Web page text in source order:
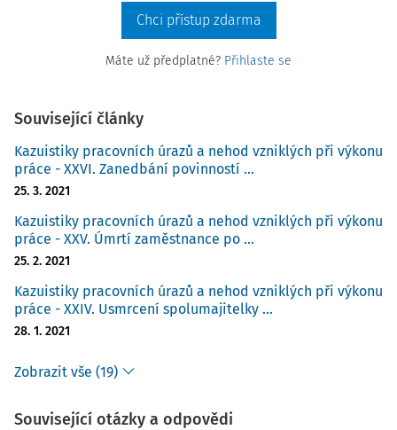
Chci přístup zdarma
Máte už předplatné? Přihlaste se
Související články
Kazuistiky pracovních úrazů a nehod vzniklých při výkonu
práce - XXVI. Zanedbání povinností ...
25. 3. 2021
Kazuistiky pracovních úrazů a nehod vzniklých při výkonu
práce - XXV. Úmrtí zaměstnance po ...
25. 2. 2021
Kazuistiky pracovních úrazů a nehod vzniklých při výkonu
práce - XXIV. Usmrcení spolumajitelky ...
28. 1. 2021
Zobrazit vše (19)
Související otázky a odpovědi